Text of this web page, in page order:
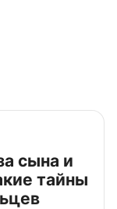
сына и
тайны